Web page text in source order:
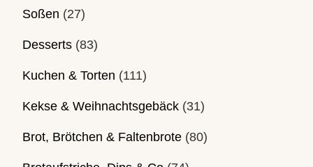
Soßen (27)
Desserts (83)
Kuchen & Torten (111)
Kekse & Weihnachtsgebäck (31)
Brot, Brötchen & Faltenbrote (80)